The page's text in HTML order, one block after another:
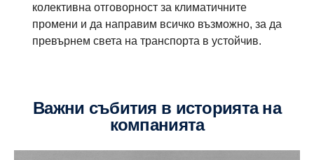
колективна отговорност за климатичните
промени и да направим всичко възможно, за да
превърнем света на транспорта в устойчив.
Важни събития в историята на
компанията